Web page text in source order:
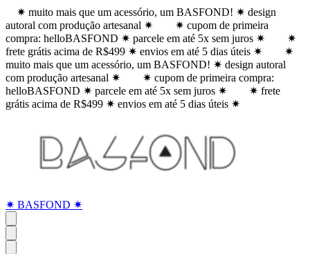
✷ muito mais que um acessório, um BASFOND! ✷ design
autoral com produção artesanal ✷
✷ cupom de primeira
compra: helloBASFOND ✷ parcele em até 5x sem juros ✷
✷
frete grátis acima de R$499 ✷ envios em até 5 dias úteis ✷
✷
muito mais que um acessório, um BASFOND! ✷ design autoral
com produção artesanal ✷
✷ cupom de primeira compra:
helloBASFOND ✷ parcele em até 5x sem juros ✷
✷ frete
grátis acima de R$499 ✷ envios em até 5 dias úteis ✷
✷ BASFOND ✷